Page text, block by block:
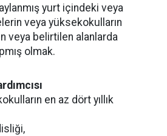
yurt içindeki veya
veya yüksekokulların
veya belirtilen alanlarda
olmak.
en az dört yıllık